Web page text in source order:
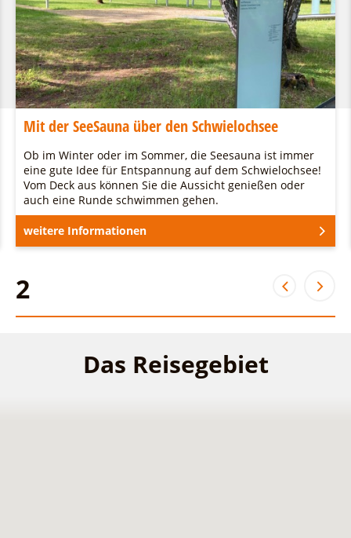
Mit der SeeSauna über den Schwielochsee
Ob im Winter oder im Sommer, die Seesauna ist immer
eine gute Idee für Entspannung auf dem Schwielochsee!
Vom Deck aus können Sie die Aussicht genießen oder
auch eine Runde schwimmen gehen.
weitere Informationen
2
Das Reisegebiet